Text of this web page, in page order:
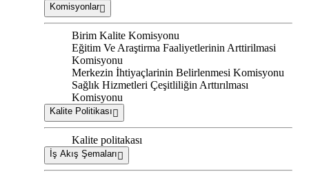
Komisyonlar
Birim Kalite Komisyonu
Eğitim Ve Araştirma Faaliyetlerinin Arttirilmasi
Komisyonu
Merkezin İhtiyaçlarinin Belirlenmesi Komisyonu
Sağlık Hizmetleri Çeşitliliğin Arttırılması
Komisyonu
Kalite Politikası
Kalite politakası
İş Akış Şemaları